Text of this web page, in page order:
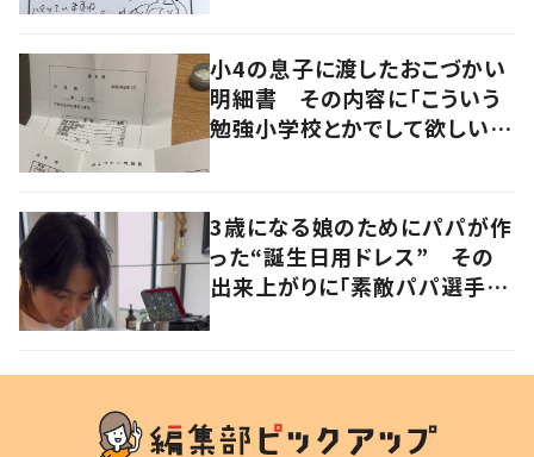
小4の息子に渡したおこづかい
明細書 その内容に「こういう
勉強小学校とかでして欲しい」
3歳になる娘のためにパパが作
った“誕生日用ドレス” その
出来上がりに「素敵パパ選手権